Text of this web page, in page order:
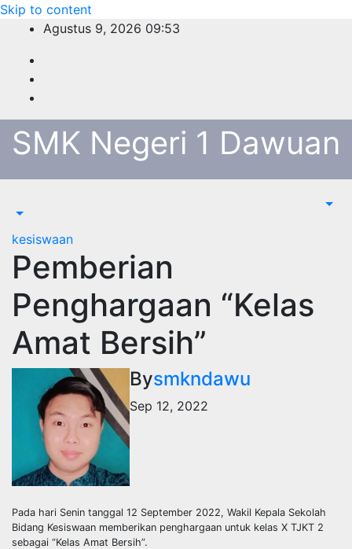
Skip to content
Agustus 9, 2026 09:53
SMK Negeri 1 Dawuan
kesiswaan
Pemberian
Penghargaan “Kelas
Amat Bersih”
Bysmkndawu
Sep 12, 2022
Pada hari Senin tanggal 12 September 2022, Wakil Kepala Sekolah
Bidang Kesiswaan memberikan penghargaan untuk kelas X TJKT 2
sebagai “Kelas Amat Bersih”.